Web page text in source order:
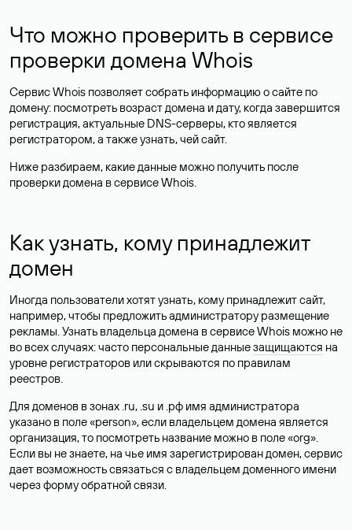
Что можно проверить в сервисе
проверки домена Whois
Сервис Whois позволяет собрать информацию о сайте по
домену: посмотреть возраст домена и дату, когда завершится
регистрация, актуальные DNS-серверы, кто является
регистратором, а также узнать, чей сайт.
Ниже разбираем, какие данные можно получить после
проверки домена в сервисе Whois.
Как узнать, кому принадлежит
домен
Иногда пользователи хотят узнать, кому принадлежит сайт,
например, чтобы предложить администратору размещение
рекламы. Узнать владельца домена в сервисе Whois можно не
во всех случаях: часто персональные данныезащищаются на
уровне регистраторов или скрываются по правилам
реестров.
Для доменов в зонах .ru, .su и .рф имя администратора
указано в поле «person», если владельцем домена является
организация, то посмотреть название можно в поле «org».
Если вы не знаете, на чье имя зарегистрирован домен, сервис
дает возможность связаться с владельцем доменного имени
через форму обратной связи.